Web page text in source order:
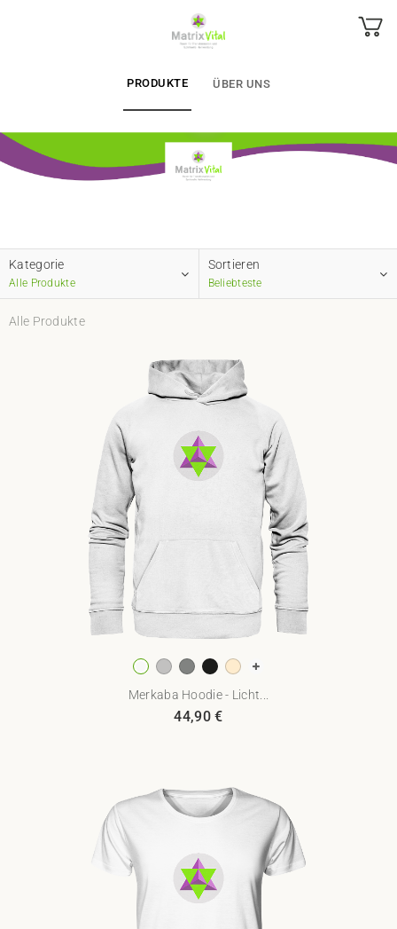
PRODUKTE ÜBER UNS
Kategorie
Alle Produkte
Sortieren
Beliebteste
Alle Produkte
Merkaba Hoodie - Licht...
44,90€